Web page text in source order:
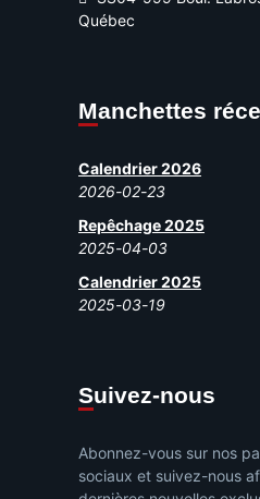
Québec
Manchettes
Calendrier 2026
2026-02-23
Repêchage 2025
2025-04-03
Calendrier 2025
2025-03-19
Suivez-nous
Abonnez-vous sur nos
sociaux et suivez-nous